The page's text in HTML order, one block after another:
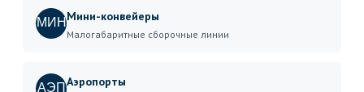
МИНМини-конвейеры
Малогабаритные сборочные линии
АЭПАэропорты